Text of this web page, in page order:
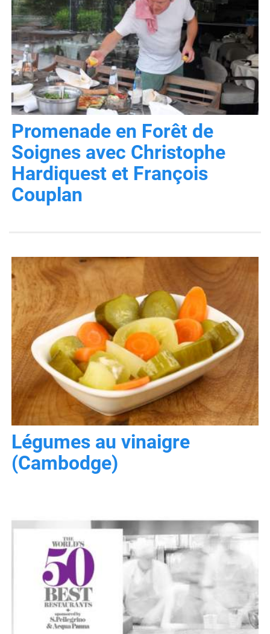
Promenade en Forêt de
Soignes avec Christophe
Hardiquest et François
Couplan
Légumes au vinaigre
(Cambodge)